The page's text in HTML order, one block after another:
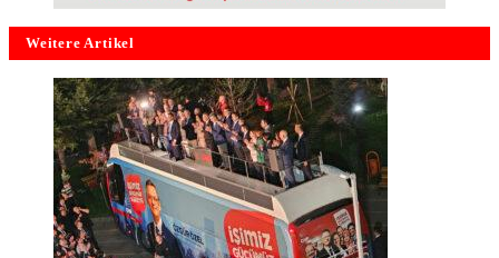
Weitere Artikel